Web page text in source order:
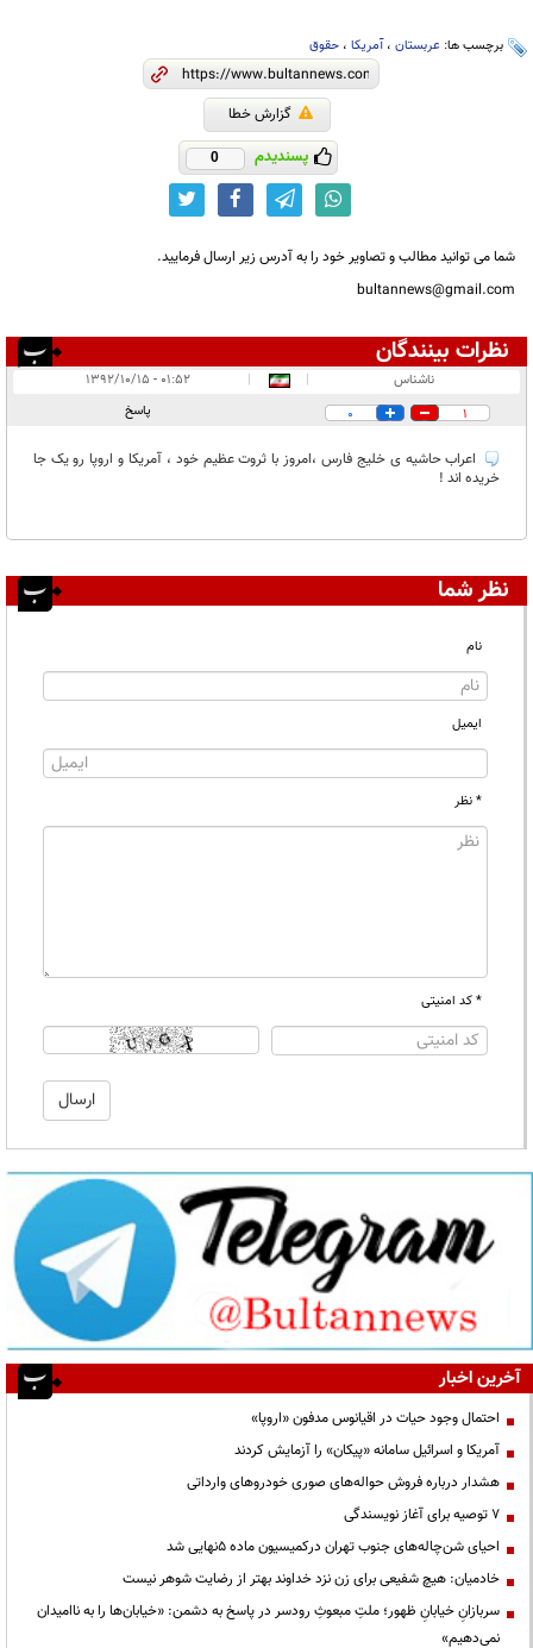
برچسب ها: عربستان ،آمریکا ، حقوق
گزارش خطا
پسندیدم 0
شما می توانید مطالب و تصاویر خود را به آدرس زیر ارسال فرمایید.
bultannews@gmail.com
نظرات بینندگان
در انتظار بررسی:۱
ناشناس |
|
۰۱:۵۲ - ۱۳۹۲/۱۰/۱۵
1
0 پاسخ
اعراب حاشیه ی خلیج فارس ،امروز با ثروت عظیم خود ، آمریکا و اروپا رو یک جا
خریده اند !
نظر شما
نام
ایمیل
* نظر
* کد امنیتی
آخرین اخبار
احتمال وجود حیات در اقیانوس مدفون «اروپا»
آمریکا و اسرائیل سامانه «پیکان» را آزمایش کردند
هشدار درباره فروش حواله‌های صوری خودروهای وارداتی
۷ توصیه برای آغاز نویسندگی
احیای شن‌چاله‌های جنوب تهران درکمیسیون ماده ۵نهایی شد
خادمیان: هیچ شفیعی برای زن نزد خداوند بهتر از رضایت شوهر نیست
سربازانِ خیابانِ ظهور؛ ملتِ مبعوثِ رودسر در پاسخ به دشمن: «خیابان‌ها را به ناامیدان
نمی‌دهیم»